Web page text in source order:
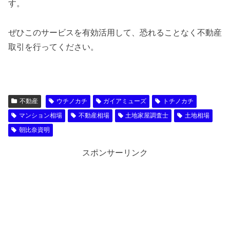
す。
ぜひこのサービスを有効活用して、恐れることなく不動産
取引を行ってください。
不動産 ウチノカチ ガイアミューズ
トチノカチ
マンション相場
不動産相場 土地家屋調査士
土地相場
朝比奈資明
スポンサーリンク